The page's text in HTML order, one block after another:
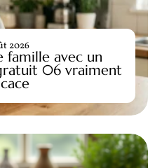
famille avec un
06 vraiment
2026